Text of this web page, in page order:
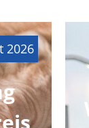
2026